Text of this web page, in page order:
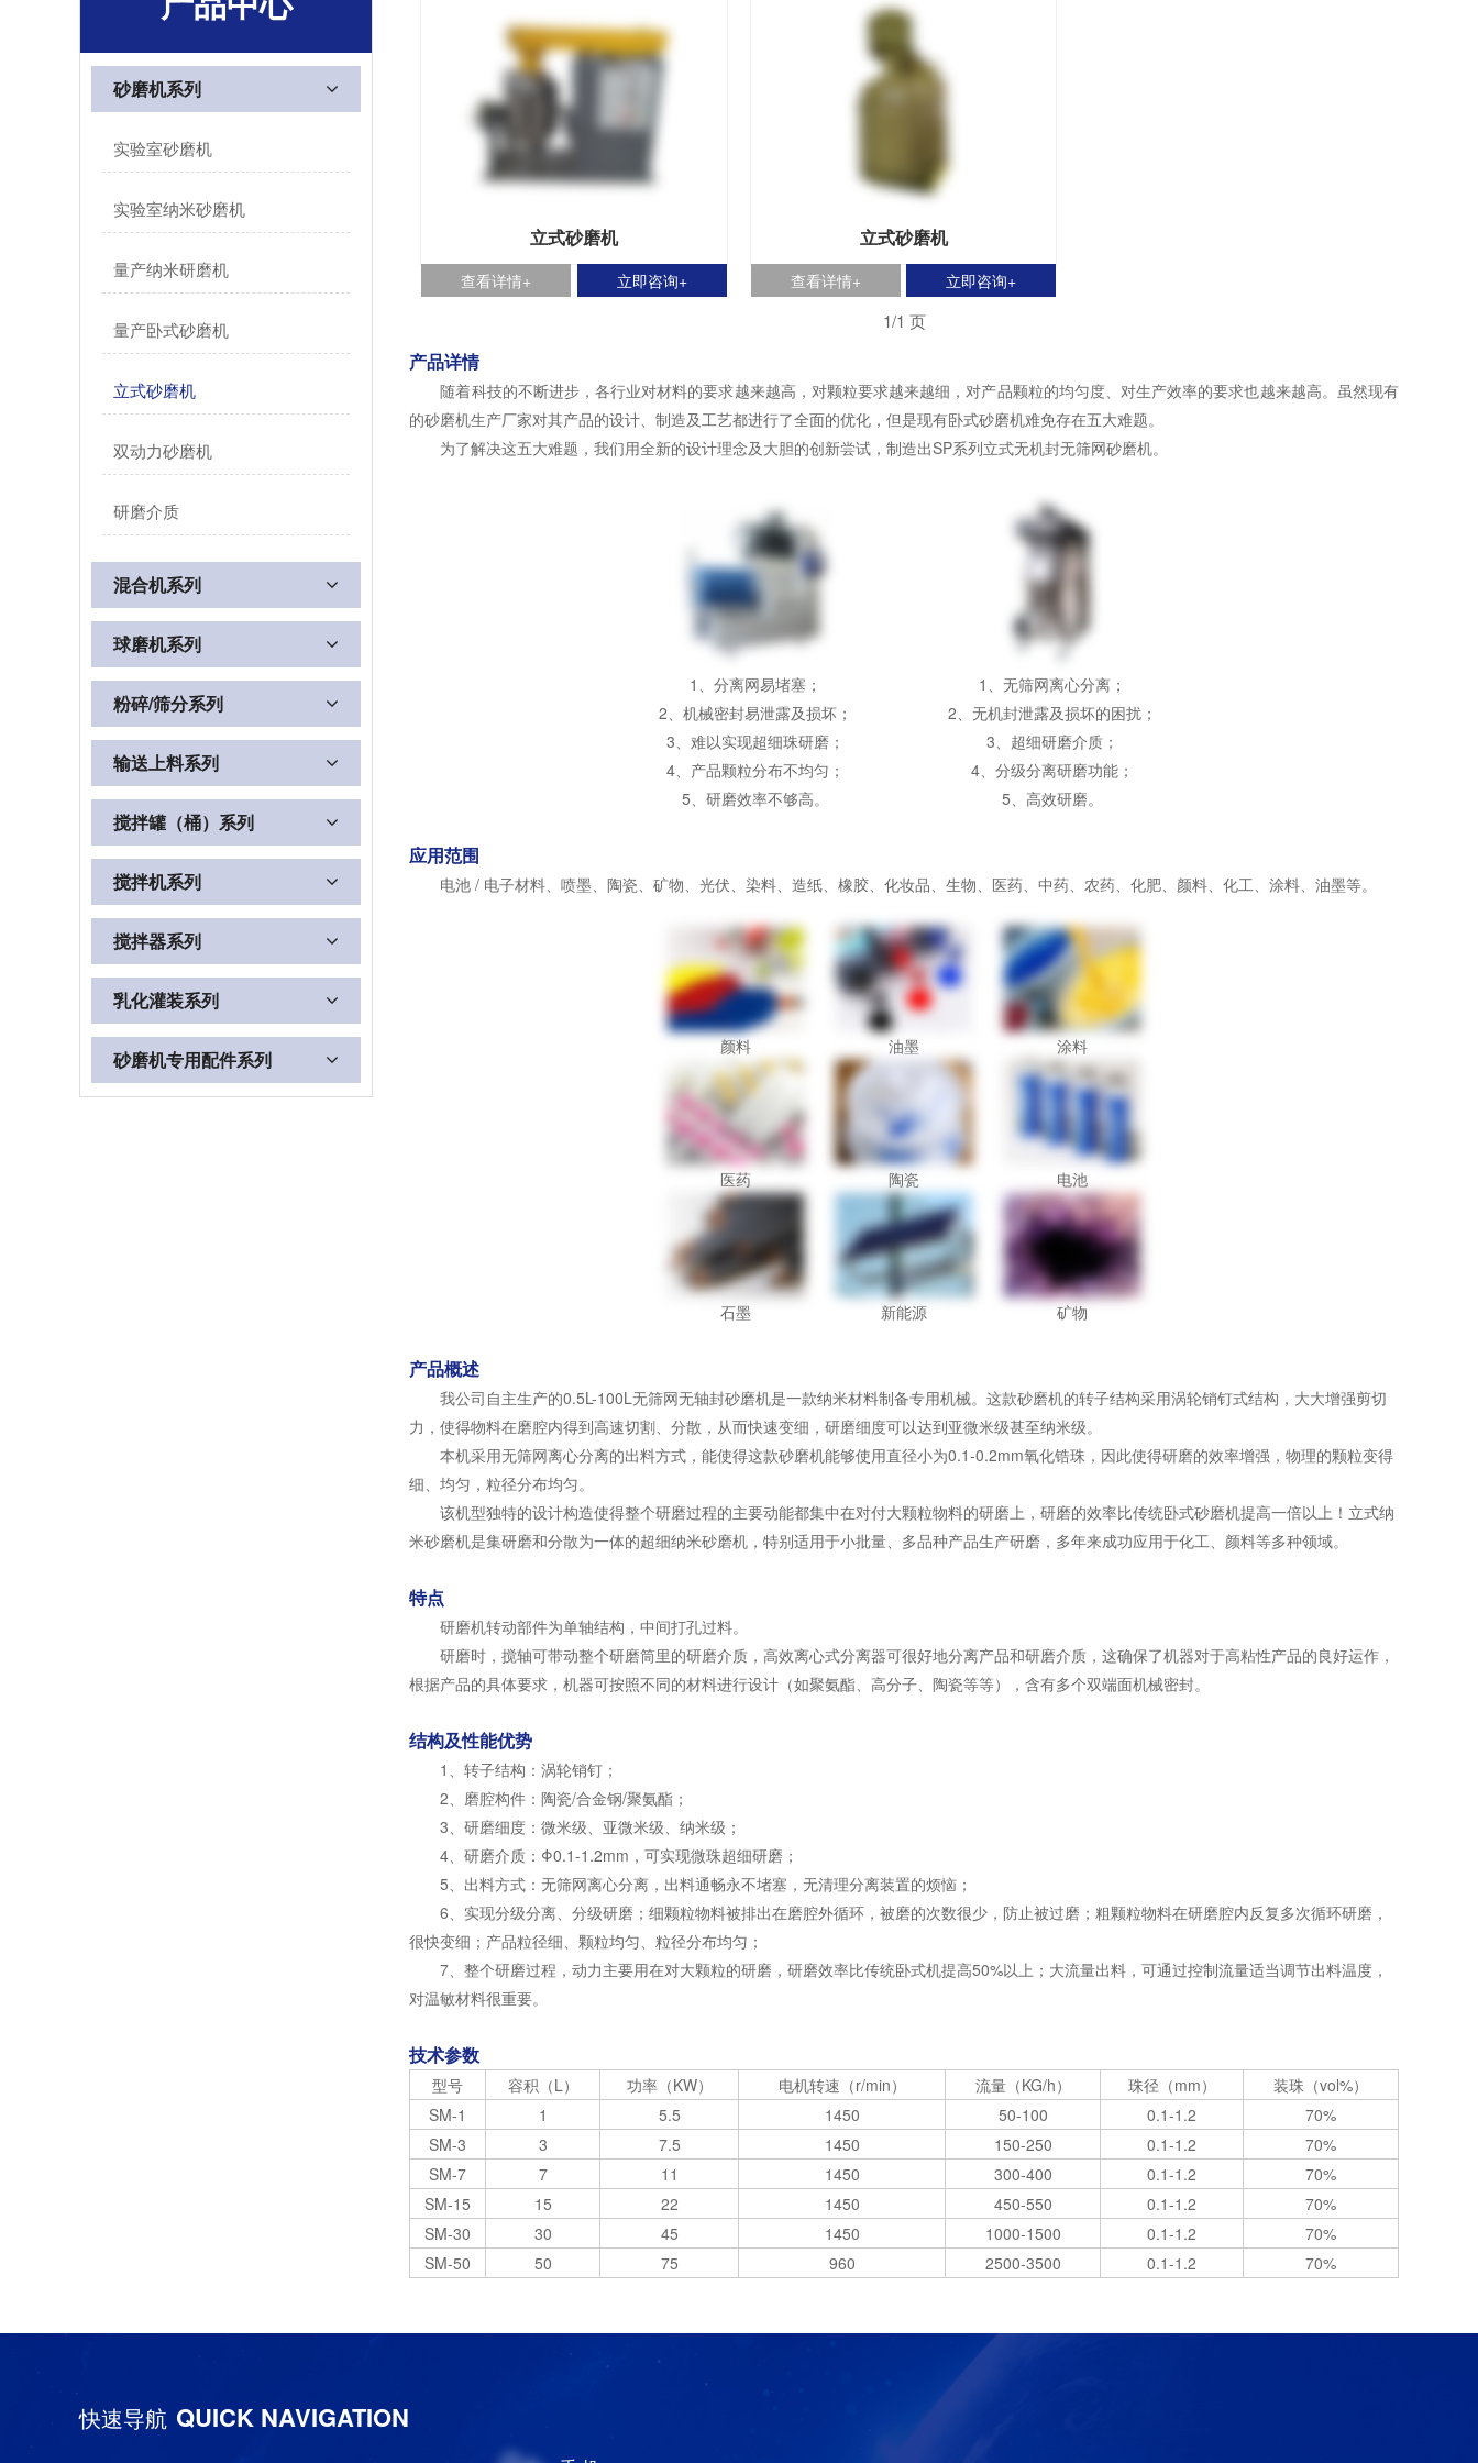
砂磨机系列
实验室砂磨机
实验室纳米砂磨机
量产纳米研磨机
量产卧式砂磨机
立式砂磨机
双动力砂磨机
研磨介质
混合机系列
球磨机系列
粉碎/筛分系列
输送上料系列
搅拌罐（桶）系列
搅拌机系列
搅拌器系列
乳化灌装系列
砂磨机专用配件系列
立式砂磨机
查看详情+ 立即咨询+
立式砂磨机
查看详情+ 立即咨询+
1/1 页
产品详情
随着科技的不断进步，各行业对材料的要求越来越高，对颗粒要求越来越细，对产品颗粒的均匀度、对生产效率的要求也越来越高。虽然现有
的砂磨机生产厂家对其产品的设计、制造及工艺都进行了全面的优化，但是现有卧式砂磨机难免存在五大难题。
为了解决这五大难题，我们用全新的设计理念及大胆的创新尝试，制造出SP系列立式无机封无筛网砂磨机。
1、分离网易堵塞；
2、机械密封易泄露及损坏；
3、难以实现超细珠研磨；
4、产品颗粒分布不均匀；
5、研磨效率不够高。
1、无筛网离心分离；
2、无机封泄露及损坏的困扰；
3、超细研磨介质；
4、分级分离研磨功能；
5、高效研磨。
应用范围
电池 / 电子材料、喷墨、陶瓷、矿物、光伏、染料、造纸、橡胶、化妆品、生物、医药、中药、农药、化肥、颜料、化工、涂料、油墨等。
颜料 油墨 涂料
医药 陶瓷 电池
石墨 新能源 矿物
产品概述
我公司自主生产的0.5L-100L无筛网无轴封砂磨机是一款纳米材料制备专用机械。这款砂磨机的转子结构采用涡轮销钉式结构，大大增强剪切
力，使得物料在磨腔内得到高速切割、分散，从而快速变细，研磨细度可以达到亚微米级甚至纳米级。
本机采用无筛网离心分离的出料方式，能使得这款砂磨机能够使用直径小为0.1-0.2mm氧化锆珠，因此使得研磨的效率增强，物理的颗粒变得
细、均匀，粒径分布均匀。
该机型独特的设计构造使得整个研磨过程的主要动能都集中在对付大颗粒物料的研磨上，研磨的效率比传统卧式砂磨机提高一倍以上！立式纳
米砂磨机是集研磨和分散为一体的超细纳米砂磨机，特别适用于小批量、多品种产品生产研磨，多年来成功应用于化工、颜料等多种领域。
特点
研磨机转动部件为单轴结构，中间打孔过料。
研磨时，搅轴可带动整个研磨筒里的研磨介质，高效离心式分离器可很好地分离产品和研磨介质，这确保了机器对于高粘性产品的良好运作，
根据产品的具体要求，机器可按照不同的材料进行设计（如聚氨酯、高分子、陶瓷等等），含有多个双端面机械密封。
结构及性能优势
1、转子结构：涡轮销钉；
2、磨腔构件：陶瓷/合金钢/聚氨酯；
3、研磨细度：微米级、亚微米级、纳米级；
4、研磨介质：Φ0.1-1.2mm，可实现微珠超细研磨；
5、出料方式：无筛网离心分离，出料通畅永不堵塞，无清理分离装置的烦恼；
6、实现分级分离、分级研磨；细颗粒物料被排出在磨腔外循环，被磨的次数很少，防止被过磨；粗颗粒物料在研磨腔内反复多次循环研磨，
很快变细；产品粒径细、颗粒均匀、粒径分布均匀；
7、整个研磨过程，动力主要用在对大颗粒的研磨，研磨效率比传统卧式机提高50%以上；大流量出料，可通过控制流量适当调节出料温度，
对温敏材料很重要。
技术参数
型号 容积（L） 功率（KW） 电机转速（r/min） 流量（KG/h） 珠径（mm）
装珠（vol%）
SM-1
1 5.5 1450 50-100 0.1-1.2
70%
SM-3
3 7.5 1450 150-250 0.1-1.2
70%
SM-7
7 11 1450 300-400 0.1-1.2
70%
SM-15
15 22 1450 450-550 0.1-1.2
70%
SM-30
30 45 1450 1000-1500 0.1-1.2
70%
SM-50
50 75 960 2500-3500 0.1-1.2 70%
快速导航 QUICK NAVIGATION